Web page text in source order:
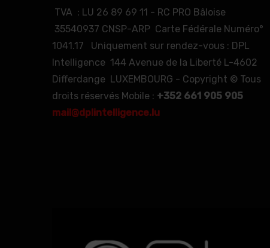
TVA : LU 26 89 69 11 - RC PRO Bâloise
35540937 CNSP-ARP Carte Fédérale Numéro°
1041.17 Uniquement sur rendez-vous : DPL
Intelligence 144 Avenue de la Liberté L-4602
Differdange LUXEMBOURG - Copyright © Tous
droits réservés Mobile : +352 661 905 905
mail@dplintelligence.lu